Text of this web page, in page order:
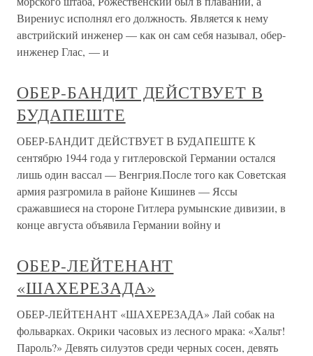
Вирениус исполнял его должность. Является к нему
австрийский инженер — как он сам себя называл, обер-
инженер Глас, — и
ОБЕР-БАНДИТ ДЕЙСТВУЕТ В
БУДАПЕШТЕ
ОБЕР-БАНДИТ ДЕЙСТВУЕТ В БУДАПЕШТЕ К
сентябрю 1944 года у гитлеровской Германии остался
лишь один вассал — Венгрия.После того как Советская
армия разгромила в районе Кишинев — Яссы
сражавшиеся на стороне Гитлера румынские дивизии, в
конце августа объявила Германии войну и
ОБЕР-ЛЕЙТЕНАНТ
«ШАХЕРЕЗАДА»
ОБЕР-ЛЕЙТЕНАНТ «ШАХЕРЕЗАДА» Лай собак на
фольварках. Окрики часовых из лесного мрака: «Хальт!
Пароль?» Девять силуэтов среди черных сосен, девять